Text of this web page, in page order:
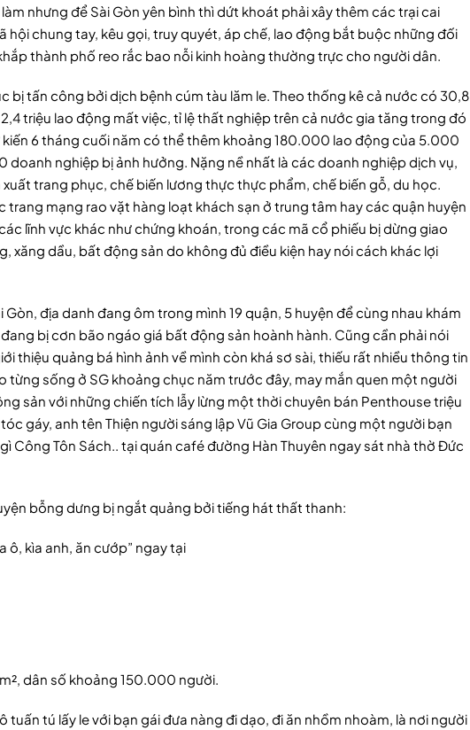
nhưng để Sài Gòn yên bình thì dứt khoát phải xây thêm các trại cai
hội chung tay, kêu gọi, truy quyét, áp chế, lao động bắt buộc những đối
thành phố reo rắc bao nỗi kinh hoàng thường trực cho người dân.
bị tấn công bởi dịch bệnh cúm tàu lăm le. Theo thống kê cả nước có 30,8
triệu lao động mất việc, tỉ lệ thất nghiệp trên cả nước gia tăng trong đó
6 tháng cuối năm có thể thêm khoảng 180.000 lao động của 5.000
nghiệp bị ảnh hưởng. Nặng nề nhất là các doanh nghiệp dịch vụ,
xuất trang phục, chế biến lương thực thực phẩm, chế biến gỗ, du học.
trang mạng rao vặt hàng loạt khách sạn ở trung tâm hay các quận huyện
lĩnh vực khác như chứng khoán, trong các mã cổ phiếu bị dừng giao
xăng dầu, bất động sản do không đủ điều kiện hay nói cách khác lợi
Gòn, địa danh đang ôm trong mình 19 quận, 5 huyện để cùng nhau khám
bị cơn bão ngáo giá bất động sản hoành hành. Cũng cần phải nói
thiệu quảng bá hình ảnh về mình còn khá sơ sài, thiếu rất nhiều thông tin
từng sống ở SG khoảng chục năm trước đây, may mắn quen một người
sản với những chiến tích lẫy lừng một thời chuyên bán Penthouse triệu
gáy, anh tên Thiện người sáng lập Vũ Gia Group cùng một người bạn
Công Tôn Sách.. tại quán café đường Hàn Thuyên ngay sát nhà thờ Đức
bỗng dưng bị ngắt quảng bởi tiếng hát thất thanh:
kìa anh, ăn cướp” ngay tại
dân số khoảng 150.000 người.
tuấn tú lấy le với bạn gái đưa nàng đi dạo, đi ăn nhồm nhoàm, là nơi người